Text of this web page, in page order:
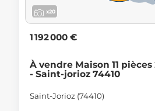
x20
1 192 000 €
À vendre Maison 11 pièces
- Saint-jorioz 74410
Saint-Jorioz (74410)